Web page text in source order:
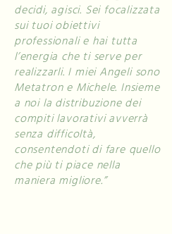
decidi, agisci. Sei focalizzata
sui tuoi obiettivi
professionali e hai tutta
l’energia che ti serve per
realizzarli. I miei Angeli sono
Metatron e Michele. Insieme
a noi la distribuzione dei
compiti lavorativi avverrà
senza difficoltà,
consentendoti di fare quello
che più ti piace nella
maniera migliore.”